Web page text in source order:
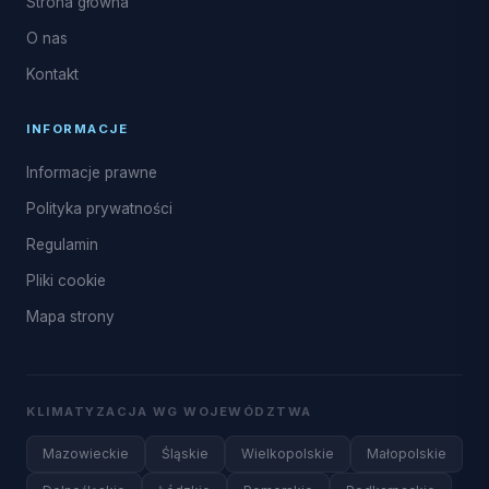
O nas
Kontakt
INFORMACJE
Informacje prawne
Polityka prywatności
Regulamin
Pliki cookie
Mapa strony
KLIMATYZACJA WG WOJEWÓDZTWA
Mazowieckie Śląskie Wielkopolskie Małopolskie